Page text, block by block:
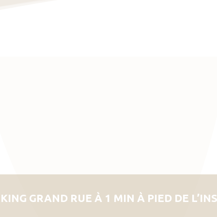
GRAND RUE À 1 MIN À PIED DE